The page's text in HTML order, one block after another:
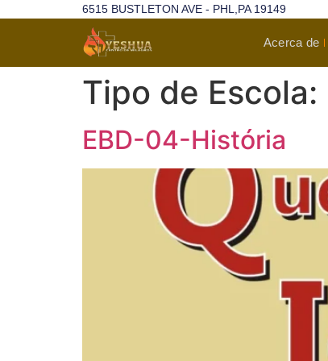
6515 BUSTLETON AVE - PHL,PA 19149
Acerca de
Tipo de Escola:
EBD-04-História